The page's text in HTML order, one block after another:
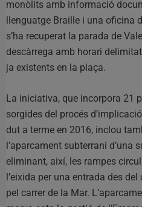
monòlits amb informació
llenguatge Braille i una oficina
s’ha recuperat la parada de
descàrrega amb horari
ja existents en la plaça.
La iniciativa, que incorpora 21
sorgides del procés
dut a terme en 2016, inclou
l’aparcament subterrani d’una
eliminant, així, les rampes
l’eixida per una entrada des
pel carrer de la Mar.